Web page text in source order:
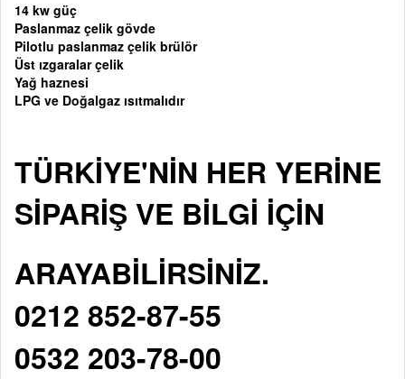
14 kw güç
Paslanmaz çelik gövde
Pilotlu paslanmaz çelik brülör
Üst ızgaralar çelik
Yağ haznesi
LPG ve Doğalgaz ısıtmalıdır
TÜRKİYE'NİN HER YERİNE
SİPARİŞ VE BİLGİ İÇİN
ARAYABİLİRSİNİZ.
0212 852-87-55
0532 203-78-00